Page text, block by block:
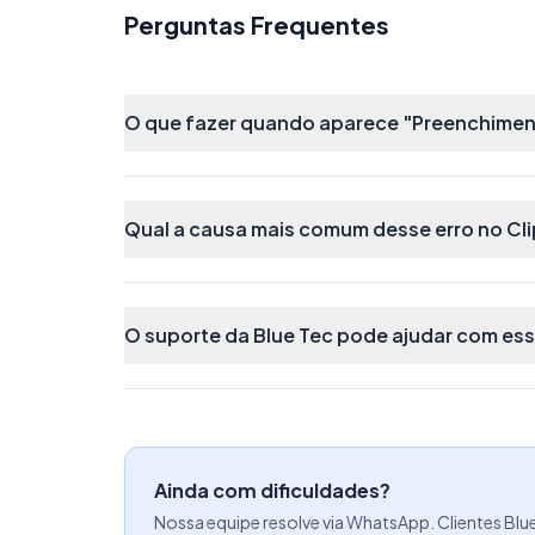
VERSÃO DO PROGRAMA APLICATIVO
precisará solicitar a renúncia do TTD
um novo TTD para o sistema em
No cadastro também será solicitado o
Efetue o download e preenchimento
Perguntas Frequentes
O que fazer quando aparece
Qual a causa mais comum desse erro no
O suporte da Blue Tec pode ajudar com
Ainda com dificuldades?
Nossa equipe resolve via WhatsApp. Clientes